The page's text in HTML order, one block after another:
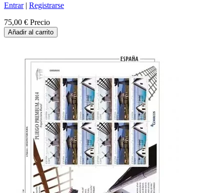
Entrar| Registrarse
75,00 € Precio
Añadir al carrito